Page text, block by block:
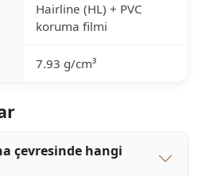
Hairline (HL) + PVC
koruma filmi
7.93 g/cm³
çevresinde hangi